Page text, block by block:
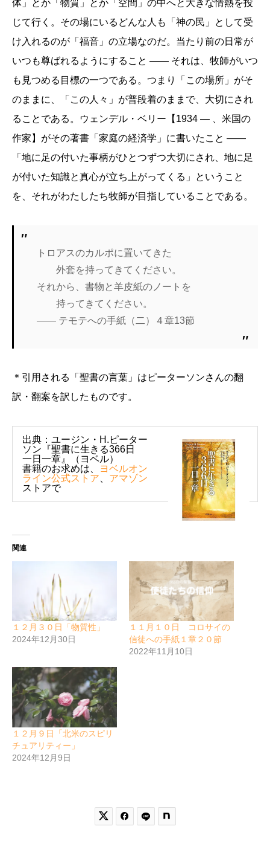
体」とか「物質」とか「空間」の中へと大きな情熱を投
じて行く。その場にいるどんな人も「神の民」として受
け入れるのが「福音」の立場なのだ。当たり前の日常が
いつも尊ばれるようにすること ―― それは、牧師がいつ
も見つめる目標の一つである。つまり「この場所」がそ
のままに、「この人々」が普段着のままで、大切にされ
ることである。ウェンデル・ベリー【1934 ― 、米国の
作家】がその著書「家庭の経済学」に書いたこと ――
「地に足の付いた事柄がひとつずつ大切にされ、地に足
が付いた知識と真心が立ち上がってくる」ということ
を、それがわたしたち牧師が目指していることである。
トロアスのカルポに置いてきた
外套を持ってきてください。
それから、書物と羊皮紙のノートを
持ってきてください。
―― テモテへの手紙（二）４章13節
＊引用される「聖書の言葉」はピーターソンさんの翻
訳・翻案を訳したものです。
出典：ユージン・H.ピーター
ソン『聖書に生きる366日
一日一章』（ヨベル）
書籍のお求めは、
ヨベルオン
ライン公式ストア
アマゾン
ストアで
関連
１２月３０日「物質性」
2024年12月30日
１１月１０日 コロサイの
信徒への手紙１章２０節
2022年11月10日
１２月９日「北米のスピリ
チュアリティー」
2024年12月9日
 